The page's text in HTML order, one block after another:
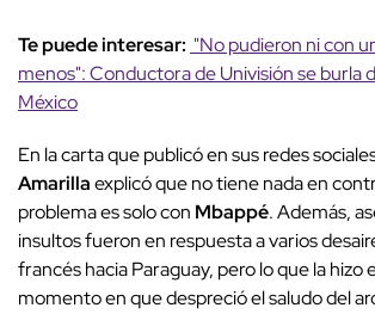
Te puede interesar: "No pudieron ni con
menos": Conductora de Univisión se burla
México
En la carta que publicó en sus redes
Amarillaexplicó que no tiene nada en
problema es solo con Mbappé. Además,
insultos fueron en respuesta a varios
francés hacia Paraguay, pero lo que la
momento en que despreció el saludo del